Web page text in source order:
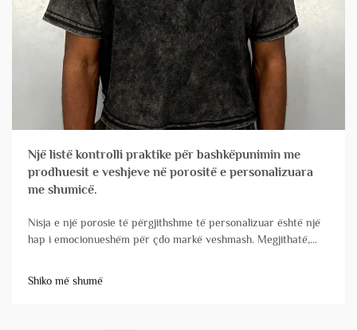
Një listë kontrolli praktike për bashkëpunimin me
prodhuesit e veshjeve në porositë e personalizuara
me shumicë.
Nisja e një porosie të përgjithshme të personalizuar është një
hap i emocionueshëm për çdo markë veshmash. Megjithatë,
Shiko më shumë